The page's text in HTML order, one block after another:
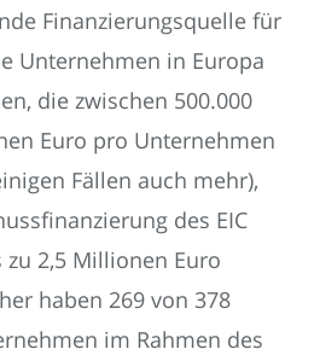
Finanzierungsquelle für
Unternehmen in Europa
die zwischen 500.000
Euro pro Unternehmen
Fällen auch mehr),
des EIC
2,5 Millionen Euro
haben 269 von 378
im Rahmen des